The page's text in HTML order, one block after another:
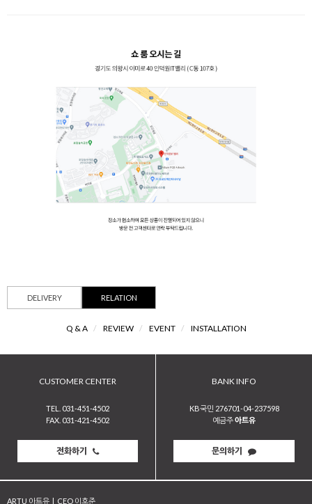
DELIVERY RELATION
Q & A / REVIEW / EVENT / INSTALLATION
CUSTOMER CENTER
TEL. 031-451-4502
FAX. 031-421-4502
전화하기
BANK INFO
KB국민 276701-04-237598
예금주아트유
문의하기
ARTU 아트유 | CEO 이호준